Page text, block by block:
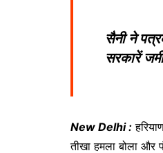
सैनी ने
सरकारें
New Delhi :
तीखा हमला बोला और